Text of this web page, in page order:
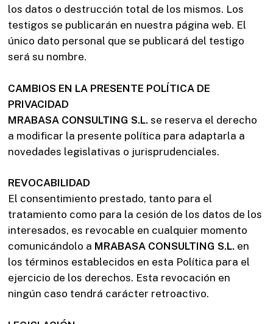
los datos o destrucción total de los mismos. Los
testigos se publicarán en nuestra página web. El
único dato personal que se publicará del testigo
será su nombre.
CAMBIOS EN LA PRESENTE POLÍTICA DE
PRIVACIDAD
MRABASA CONSULTING S.L. se reserva el derecho
a modificar la presente política para adaptarla a
novedades legislativas o jurisprudenciales.
REVOCABILIDAD
El consentimiento prestado, tanto para el
tratamiento como para la cesión de los datos de los
interesados, es revocable en cualquier momento
comunicándolo a MRABASA CONSULTING S.L. en
los términos establecidos en esta Política para el
ejercicio de los derechos. Esta revocación en
ningún caso tendrá carácter retroactivo.